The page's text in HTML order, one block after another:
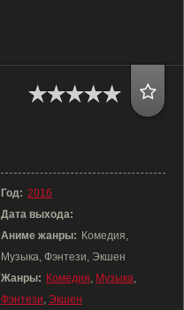
Год: 2016
Дата выхода:
Аниме жанры: Комедия,
Музыка, Фэнтези, Экшен
Жанры: Комедия, Музыка,
Фэнтези, Экшен